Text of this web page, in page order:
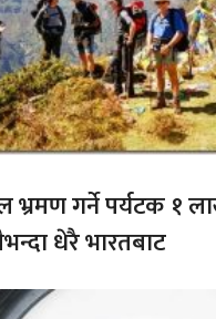
भ्रमण गर्ने पर्यटक १
धेरै भारतबाट